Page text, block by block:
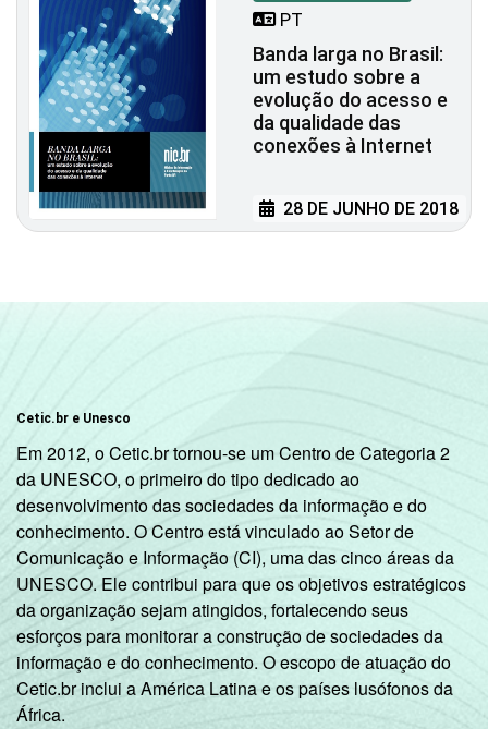
PT
Banda larga no Brasil:
um estudo sobre a
evolução do acesso e
da qualidade das
conexões à Internet
28 DE JUNHO DE 2018
Cetic.br e Unesco
Em 2012, o Cetic.br tornou-se um Centro de Categoria 2
da UNESCO, o primeiro do tipo dedicado ao
desenvolvimento das sociedades da informação e do
conhecimento. O Centro está vinculado ao Setor de
Comunicação e Informação (CI), uma das cinco áreas da
UNESCO. Ele contribui para que os objetivos estratégicos
da organização sejam atingidos, fortalecendo seus
esforços para monitorar a construção de sociedades da
informação e do conhecimento. O escopo de atuação do
Cetic.br inclui a América Latina e os países lusófonos da
África.